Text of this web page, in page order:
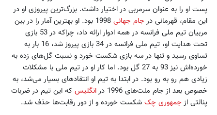
پست او را به عنوان سرمربی در اختیار داشت. بزرگ‌ترین پیروزی او در
این مقام، قهرمانی در جام جهانی
1998 بود. او بهترین آمار را در بین
مربیان تیم ملی فرانسه در همه ادوار ارائه داد، چراکه در 53 بازی
تحت هدایت او، تیم ملی فرانسه در 34 بازی پیروز شد، 16 بار به
تساوی رسید و تنها در سه بازی شکست خورد و نسبت گل‌های زده به
خورده‌اش نیز 93 به 27 گل بود. اما کار او در تیم ملی با مشکلات
زیادی هم رو به رو بود. در ابتدا به تیم او انتقادهای بسیار می‌شد، به
خصوص بعد از جام ملت‌های 1996 در
انگلیس که این تیم در ضربات
پنالتی از جمهوری چک شکست خورده و از دور رقابت‌ها حذف شد.